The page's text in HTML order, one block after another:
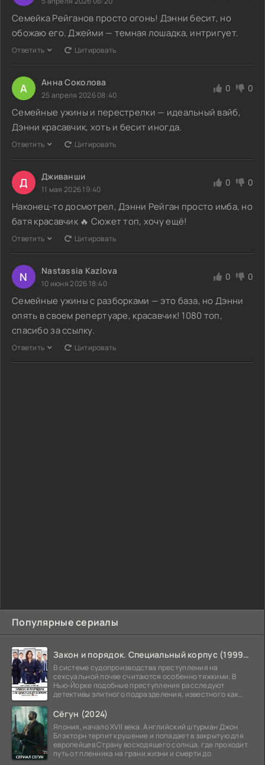
Популярные сериалы
Закон и порядок. Специальный корпус (1999-2026)
В системе судопроизводства преступления на
сексуальной почве считаются особенно тяжкими. В
Нью-Йорке подобные преступления расследуют
детективы элитного подразделения, известного как
Сёгун (2024)
Япония, начало XVII века. Английский штурман Джон
Блэкторн терпит крушение и попадает в закрытую для
европейцев Страну восходящего солнца, где проходит
путь от пленника на грани жизни и смерти до
Семейка Рейганов просто огонь! Дэнни бесит, но
обожаю его. Джейми — темная лошадка, интригует.
Ответить Цитировать
А Анна Соколова
25 апреля 2026 08:40
0 0
Семейные ужины и перестрелки — идеальный вайб,
Дэнни красавчик, хоть и бесит иногда.
Ответить Цитировать
Д Дживанши
11 мая 2026 19:40
0 0
Наконец-то досмотрел, Дэнни Рейган просто имба, но
батя красавчик 🔥 Сюжет топ, хочу ещё!
Ответить Цитировать
N Nastassia Kazlova
10 июня 2026 18:40
0 0
Семейные ужины с разборками — это база, но Дэнни
опять в своем репертуаре, красавчик! 1080 топ,
спасибо за ссылку.
Ответить Цитировать